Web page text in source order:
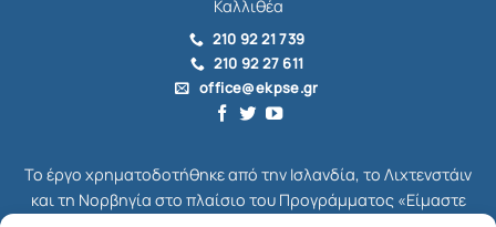
Καλλιθέα
210 92 21 739
210 92 27 611
office@ekpse.gr
Το έργο χρηματοδοτήθηκε από την Ισλανδία, το Λιχτενστάιν
και τη Νορβηγία στο πλαίσιο του Προγράμματος «Είμαστε